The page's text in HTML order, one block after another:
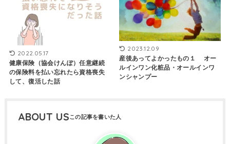
2022.05.17
健康保険（協会けんぽ）任意継続
の保険料を払い忘れたら資格喪失
して、復活した話
2023.12.09
産後あってよかったもの１ オー
ルインワン化粧品・オールインワ
ンシャンプー
ABOUT US